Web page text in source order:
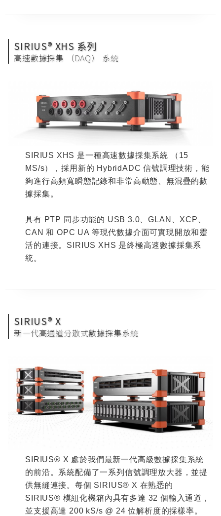
SIRIUS® XHS 系列
高速數據採集 （DAQ） 系統
SIRIUS XHS 是一種高速數據採集系統 （ 15
MS/s），採用新的 HybridADC信號調理技術，能
夠進行高頻寬瞬態記錄和非常高動態、無混疊的數
據採集。
具有 PTP 同步功能的 USB 3.0 、GLAN XCP
CAN和 OPC UA 等現代數據介面可實現開放和靈
活的連接。 SIRIUS XHS 是終極高速數據採集系
統。
SIRIUS® X
新一代高通道分散式數據採集系統
SIRIUS® X 處於我們最新一代高級數據採集系統
的前沿。系統配備了一系列信號調理放大器，並提
供無縫連接。每個 SIRIUS® X 在熟悉的
SIRIUS® 模組化機箱內具有多達 32個輸入通道，
並支援高達 200 kS/s @ 24位解析度的採樣率。